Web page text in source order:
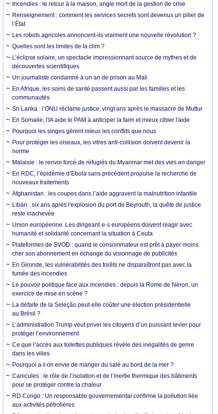
Incendies : le retour à la maison, angle mort de la gestion de crise
Renseignement : comment les services secrets sont devenus un pilier de
l’État
Les robots agricoles annoncent-ils vraiment une nouvelle révolution ?
Quelles sont les limites de la clim ?
L’éclipse solaire, un spectacle impressionnant source de mythes et de
découvertes scientifiques
Un journaliste condamné à un an de prison au Mali
En Afrique, les soins de santé passent aussi par les familles et les
communautés
Sri Lanka : l’ONU réclame justice, vingt ans après le massacre de Muttur
En Somalie, l'IA aide le PAM à anticiper la faim et mieux cibler l'aide
Pourquoi les singes gèrent mieux les conflits que nous
Pour protéger les oiseaux, les vitres anti-collision doivent devenir la
norme
Malaisie : le renvoi forcé de réfugiés du Myanmar met des vies en danger
En RDC, l’épidémie d’Ebola sans précédent propulse la recherche de
nouveaux traitements
Afghanistan : les coupes dans l’aide aggravent la malnutrition infantile
Liban : six ans après l'explosion du port de Beyrouth, la quête de justice
reste inachevée
Union européenne. Les dirigeant·e·s européens doivent réagir avec
humanité et solidarité concernant la situation à Ceuta
Plateformes de SVOD : quand le consommateur est prêt à payer moins
cher son abonnement en échange du visionnage de publicités
En Gironde, les vulnérabilités des forêts ne disparaîtront pas avec la
fumée des incendies
Le pouvoir politique face aux incendies : depuis la Rome de Néron, un
exercice de mise en scène ?
La défaite de la Seleção peut-elle coûter une élection présidentielle
au Brésil ?
L’administration Trump veut priver les citoyens d’un puissant levier pour
protéger l’environnement
Ce que l’accès aux toilettes publiques révèle des inégalités de genre
dans les villes
Pourquoi a-t-on envie de manger du salé au bord de la mer ?
Canicules : le rôle de l’isolation et de l’inertie thermique des bâtiments
pour se protéger contre la chaleur
RD Congo : Un responsable gouvernemental confirme la pollution liée
aux activités pétrolières